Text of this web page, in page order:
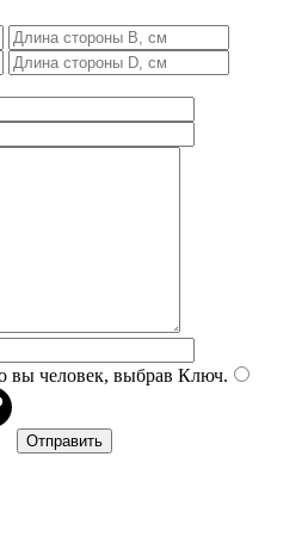
вы человек, выбрав Ключ.